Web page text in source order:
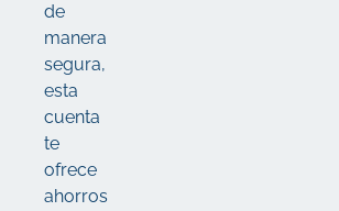
de
manera
segura,
esta
cuenta
te
ofrece
ahorros